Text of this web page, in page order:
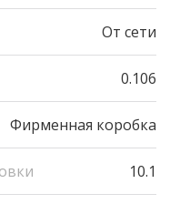
От сети
0.106
Фирменная коробка
10.1